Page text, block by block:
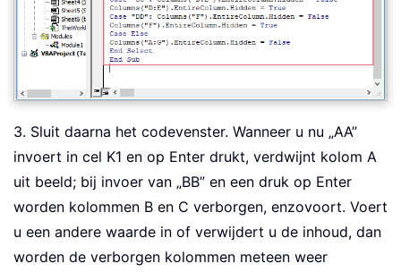
3. Sluit daarna het codevenster. Wanneer u nu „AA”
invoert in cel K1 en op Enter drukt, verdwijnt kolom A
uit beeld; bij invoer van „BB” en een druk op Enter
worden kolommen B en C verborgen, enzovoort. Voert
u een andere waarde in of verwijdert u de inhoud, dan
worden de verborgen kolommen meteen weer